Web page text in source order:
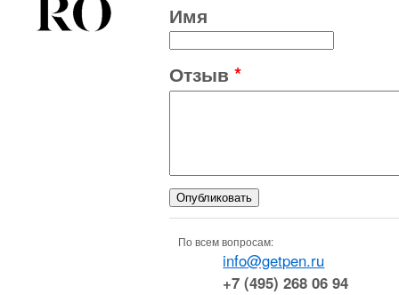
Имя
Отзыв *
По всем вопросам:
info@getpen.ru
+7 (495) 268 06 94